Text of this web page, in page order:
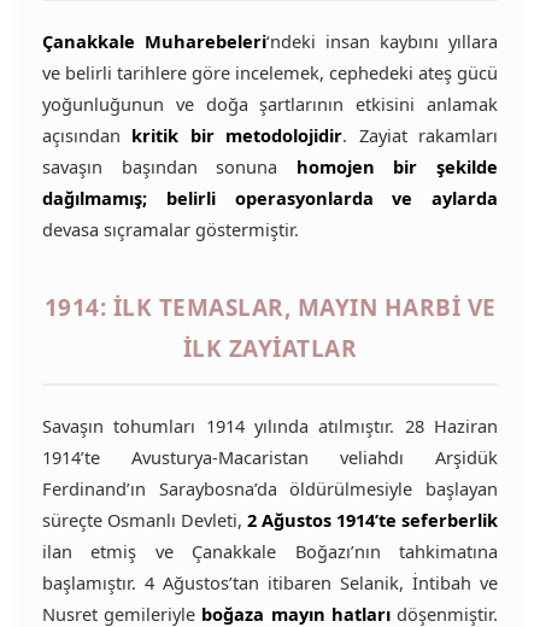
Çanakkale Muharebeleri‘ndeki insan kaybını yıllara
ve belirli tarihlere göre incelemek, cephedeki ateş gücü
yoğunluğunun ve doğa şartlarının etkisini anlamak
açısından kritik bir metodolojidir. Zayiat rakamları
savaşın başından sonuna homojen bir şekilde
dağılmamış; belirli operasyonlarda ve aylarda
devasa sıçramalar göstermiştir.
1914: İLK TEMASLAR, MAYIN HARBI VE
İLK ZAYIATLAR
Savaşın tohumları 1914 yılında atılmıştır. 28 Haziran
1914’te Avusturya-Macaristan veliahdı Arşidük
Ferdinand’ın Saraybosna’da öldürülmesiyle başlayan
süreçte Osmanlı Devleti, 2 Ağustos 1914’te seferberlik
ilan etmiş ve Çanakkale Boğazı’nın tahkimatına
başlamıştır. 4 Ağustos’tan itibaren Selanik, İntibah ve
Nusret gemileriyle boğaza mayın hatlarıdöşenmiştir.